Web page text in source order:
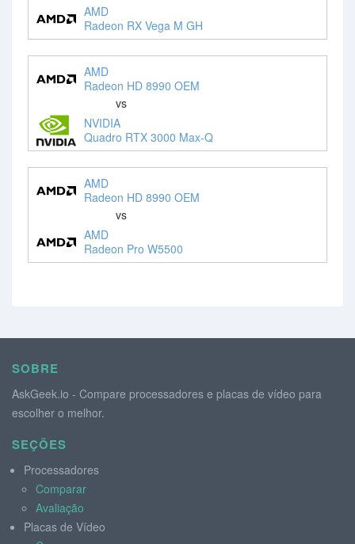
AMD
Radeon RX Vega M GH
AMD
Radeon HD 8990 OEM
vs
NVIDIA
Quadro RTX 3000 Max-Q
AMD
Radeon HD 8990 OEM
vs
AMD
Radeon Pro W5500
SOBRE
AskGeek.io - Compare processadores e placas de vídeo para
escolher o melhor.
SEÇÕES
Processadores
Comparar
Avaliação
Placas de Vídeo